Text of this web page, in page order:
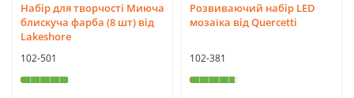
Набір для творчості Миюча
блискуча фарба (8 шт) від
Lakeshore
102-501
Розвиваючий набір LED
мозаїка від Quercetti
102-381